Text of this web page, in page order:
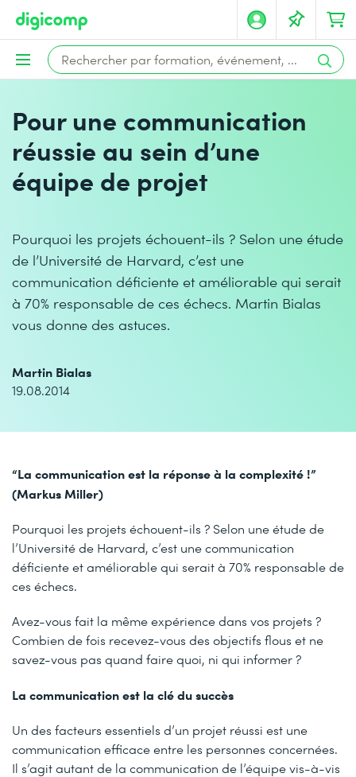
Pour une communication
réussie au sein d’une
équipe de projet
Pourquoi les projets échouent-ils ? Selon une étude
de l’Université de Harvard, c’est une
communication déficiente et améliorable qui serait
à 70% responsable de ces échecs. Martin Bialas
vous donne des astuces.
Martin Bialas
19.08.2014
“La communication est la réponse à la complexité !”
(Markus Miller)
Pourquoi les projets échouent-ils ? Selon une étude de
l’Université de Harvard, c’est une communication
déficiente et améliorable qui serait à 70% responsable de
ces échecs.
Avez-vous fait la même expérience dans vos projets ?
Combien de fois recevez-vous des objectifs flous et ne
savez-vous pas quand faire quoi, ni qui informer ?
La communication est la clé du succès
Un des facteurs essentiels d’un projet réussi est une
communication efficace entre les personnes concernées.
Il s’agit autant de la communication de l’équipe vis-à-vis